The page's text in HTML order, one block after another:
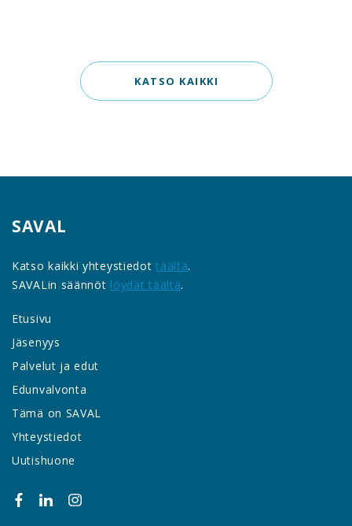
KATSO KAIKKI
SAVAL
Katso kaikki yhteystiedottäältä.
SAVALin säännöt löydät täältä.
Etusivu
Jäsenyys
Palvelut ja edut
Edunvalvonta
Tämä on SAVAL
Yhteystiedot
Uutishuone